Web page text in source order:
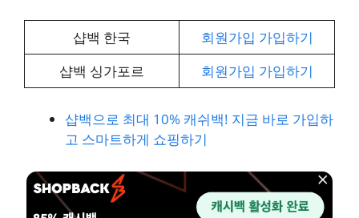
샵백 한국
회원가입 가입하기
샵백 싱가포르
회원가입 가입하기
샵백으로 최대 10% 캐쉬백! 지금 바로 가입하
고 스마트하게 쇼핑하기